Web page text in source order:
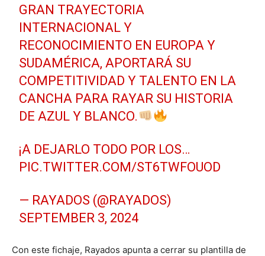
GRAN TRAYECTORIA
INTERNACIONAL Y
RECONOCIMIENTO EN EUROPA Y
SUDAMÉRICA, APORTARÁ SU
COMPETITIVIDAD Y TALENTO EN LA
CANCHA PARA RAYAR SU HISTORIA
DE AZUL Y BLANCO.
¡A DEJARLO TODO POR LOS…
PIC.TWITTER.COM/ST6TWFOUOD
— RAYADOS (@RAYADOS)
SEPTEMBER 3, 2024
Con este fichaje, Rayados apunta a cerrar su plantilla de